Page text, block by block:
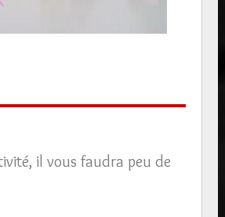
il vous faudra peu de